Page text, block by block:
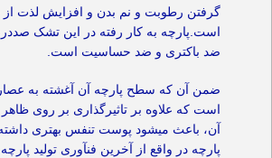
گرفتن رطوبت و نم بدن و افزایش لذت از
است.پارچه به کار رفته در این تشک
ضد باکتری و ضد حساسیت است.
ضمن آن که سطح پارچه آن آغشته به
است که علاوه بر تاثیرگذاری بر روی
آن، باعث میشود پوست تنفس بهتری
پارچه در واقع از آخرین فنآوری تولید